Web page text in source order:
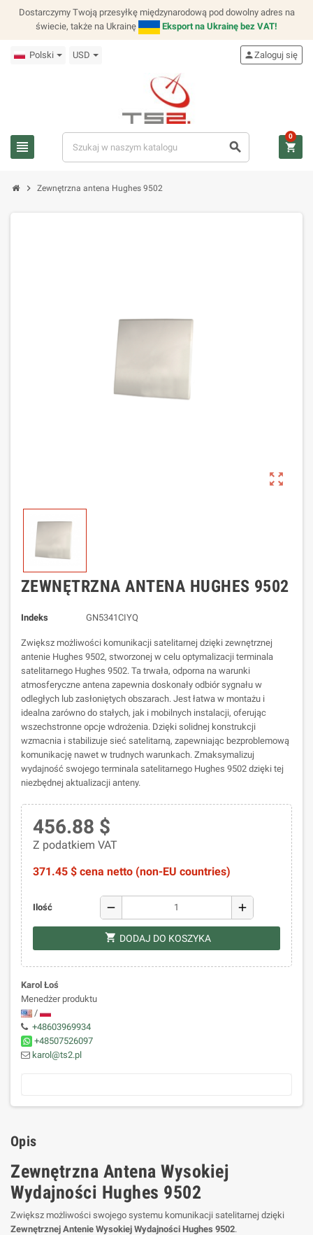
Dostarczymy Twoją przesyłkę międzynarodową pod dowolny adres na
świecie, także na Ukrainę
Eksport na Ukrainę bez VAT!
Polski USD
view_headline search
personZaloguj się
shopping_cart
0
chevron_right Zewnętrzna antena Hughes 9502
zoom_out_map
ZEWNĘTRZNA ANTENA HUGHES 9502
Indeks GN5341CIYQ
Zwiększ możliwości komunikacji satelitarnej dzięki zewnętrznej
antenie Hughes 9502, stworzonej w celu optymalizacji terminala
satelitarnego Hughes 9502. Ta trwała, odporna na warunki
atmosferyczne antena zapewnia doskonały odbiór sygnału w
odległych lub zasłoniętych obszarach. Jest łatwa w montażu i
idealna zarówno do stałych, jak i mobilnych instalacji, oferując
wszechstronne opcje wdrożenia. Dzięki solidnej konstrukcji
wzmacnia i stabilizuje sieć satelitarną, zapewniając bezproblemową
komunikację nawet w trudnych warunkach. Zmaksymalizuj
wydajność swojego terminala satelitarnego Hughes 9502 dzięki tej
niezbędnej aktualizacji anteny.
456.88 $
Z podatkiem VAT
371.45 $ cena netto (non-EU countries)
Ilość remove add
shopping_cart DODAJ DO KOSZYKA
Karol Łoś
Menedżer produktu
/
+48603969934
+48507526097
karol@ts2.pl
Opis
Zewnętrzna Antena Wysokiej
Wydajności Hughes 9502
Zwiększ możliwości swojego systemu komunikacji satelitarnej dzięki
Zewnętrznej Antenie Wysokiej Wydajności Hughes 9502.